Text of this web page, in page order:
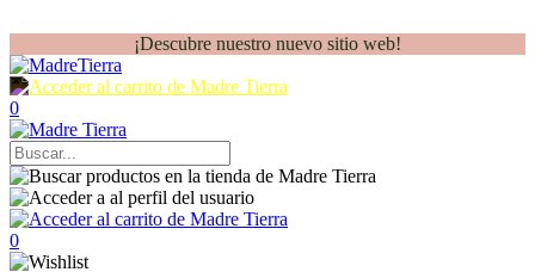
¡Descubre nuestro nuevo sitio web!
0
0